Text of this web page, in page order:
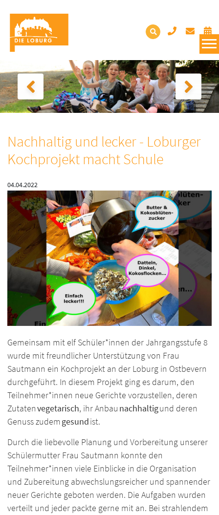
Nachhaltig und lecker - Loburger
Kochprojekt macht Schule
04.04.2022
Gemeinsam mit elf Schüler*innen der Jahrgangsstufe 8
wurde mit freundlicher Unterstützung von Frau
Sautmann ein Kochprojekt an der Loburg in Ostbevern
durchgeführt. In diesem Projekt ging es darum, den
Teilnehmer*innen neue Gerichte vorzustellen, deren
Zutatenvegetarisch, ihr Anbau nachhaltigund deren
Genuss zudem gesundist.
Durch die liebevolle Planung und Vorbereitung unserer
Schülermutter Frau Sautmann konnte den
Teilnehmer*innen viele Einblicke in die Organisation
und Zubereitung abwechslungsreicher und spannender
neuer Gerichte geboten werden. Die Aufgaben wurden
verteilt und jeder packte gerne mit an. Bei strahlendem